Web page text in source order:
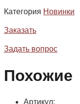
Категория Новинки
Заказать
Задать вопрос
Похожие
Артикул: